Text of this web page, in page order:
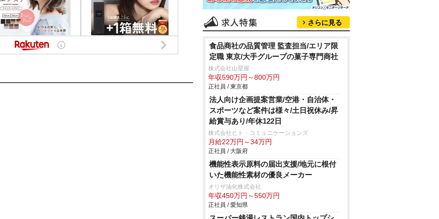
さらに見る
食品商社の品質管理 監査担当/エリア限
定職 東京/大手グループの菓子専門商社
株式会社山星屋
年収590万円～800万円
正社員 / 東京都
法人向け企画提案営業/空港・自治体・
スポーツなど案件は様々/土日祝休み/昇
給賞与あり/年休122日
株式会社ヒト・コミュニケーションズ
月給22万円～34万円
正社員 / 大阪府
機能性表示原料の届出支援/地元に根付
いた機能性素材の優良メーカー
オリザ油化株式会社
年収450万円～550万円
正社員 / 愛知県